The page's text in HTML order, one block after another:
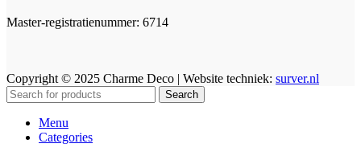
Master-registratienummer: 6714
Copyright © 2025 Charme Deco | Website techniek: surver.nl
Search
Menu
Categories